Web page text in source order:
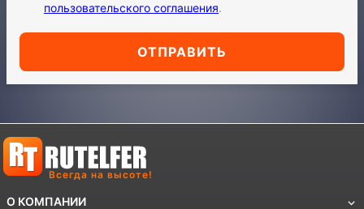
пользовательского соглашения.
ОТПРАВИТЬ
О КОМПАНИИ
Всегда на высоте!